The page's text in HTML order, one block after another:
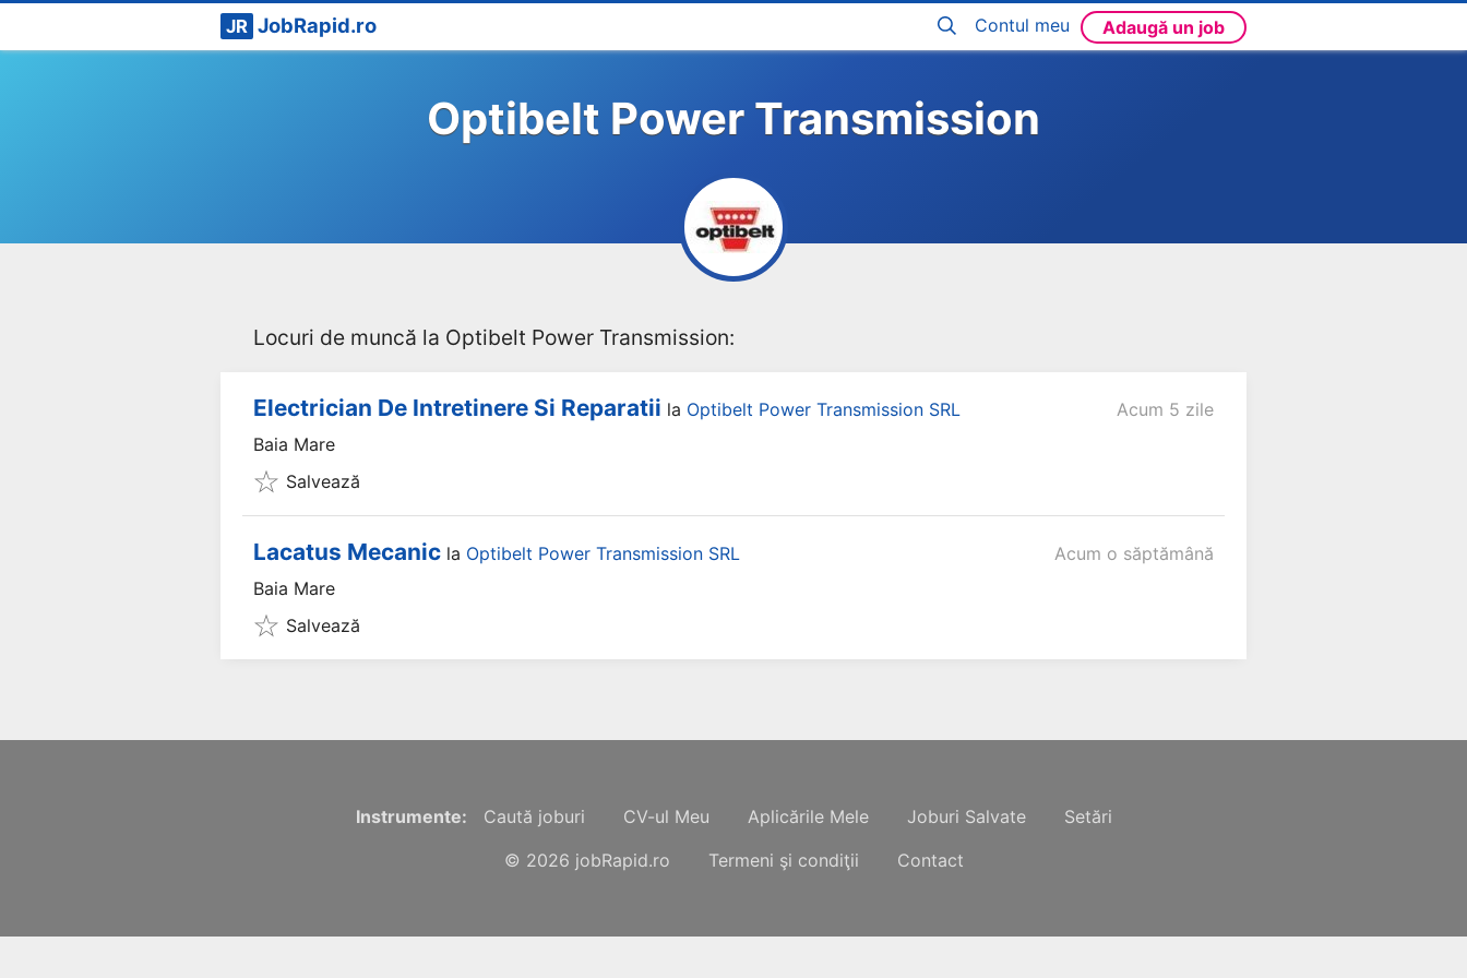
Contul meu Adaugă un job
JR JobRapid.ro
Optibelt Power Transmission
Locuri de muncă la Optibelt Power Transmission:
Acum 5 zile
Electrician De Intretinere Si Reparatii la Optibelt Power Transmission SRL
Baia Mare
Salvează
Acum o săptămână
Lacatus Mecanic la Optibelt Power Transmission SRL
Baia Mare
Salvează
Instrumente: Caută joburi CV-ul Meu Aplicările Mele Joburi Salvate
Setări
© 2026 jobRapid.ro Termeni şi condiţii Contact